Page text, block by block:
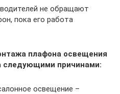
не обращают
пока его работа
плафона освещения
следующими причинами:
освещение –